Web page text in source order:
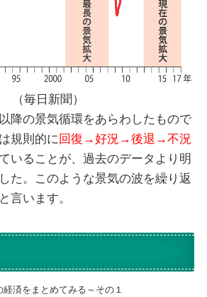
（毎日新聞 ）
降の景気循環をあらわしたもので
規則的に回復→好況→後退→不況
いることが、過去のデータより明
た。このような景気の波を繰り返
と言います。
済をまとめてみる～その１